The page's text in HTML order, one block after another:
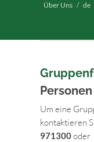
Über Uns de
Personen
Um eine
kontaktieren
971300oder